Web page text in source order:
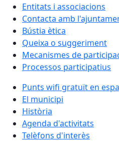
Entitats i associacions
Contacta amb
Bústia ètica
Queixa o suggeriment
Mecanismes de
Processos participatius
Punts wifi gratuït en
El municipi
Història
Agenda d'activitats
Telèfons d'interès